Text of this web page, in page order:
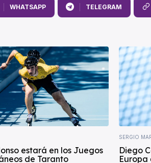
WHATSAPP TELEGRAM
estará en los Juegos
de Taranto
SERGIO
Diego
Europa